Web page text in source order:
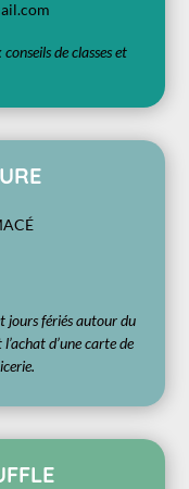
de classes et
jours fériés autour du
d’une carte de